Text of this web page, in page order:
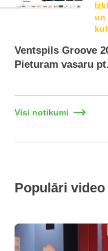
un
Ventspils Groove
Pieturam vasaru
Visi notikumi
Populāri video